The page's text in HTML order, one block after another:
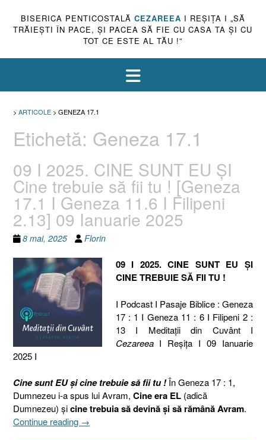
BISERICA PENTICOSTALĂ CEZAREEA I REŞIŢA I „SĂ
TRĂIEŞTI ÎN PACE, ŞI PACEA SĂ FIE CU CASA TA ŞI CU
TOT CE ESTE AL TĂU !”
> ARTICOLE > GENEZA 17.1
Etichetă: Geneza 17.1
09 I 2025. CINE SUNT EU ȘI
Cine trebuie să fii tu ! [Geneza
17.1 I Geneza 11.6 I Filipeni
2.13] 09 Ianuarie 2025
8 mai, 2025 Florin
09 I 2025. CINE SUNT EU ȘI
CINE TREBUIE SĂ FII TU !
I Podcast I Pasaje Biblice : Geneza
17 : 1 I Geneza 11 : 6 I Filipeni 2 :
13 I Meditaţii din Cuvânt I
CezareeaI Reşiţa I 09 Ianuarie
2025 I
Cine sunt EU și cine trebuie să fii tu !În Geneza 17 : 1,
Dumnezeu i-a spus lui Avram, Cine era EL (adică
Dumnezeu) șicine trebuia să devină și să rămână Avram.
Continue reading „09
→